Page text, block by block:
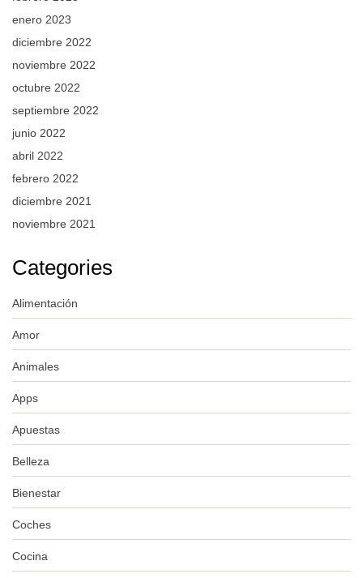
enero 2023
diciembre 2022
noviembre 2022
octubre 2022
septiembre 2022
junio 2022
abril 2022
febrero 2022
diciembre 2021
noviembre 2021
Categories
Alimentación
Amor
Animales
Apps
Apuestas
Belleza
Bienestar
Coches
Cocina